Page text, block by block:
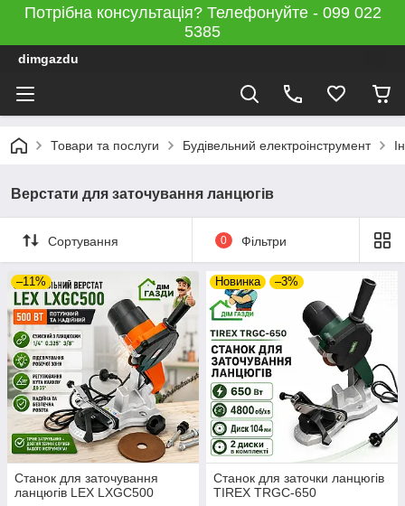
Потрібна консультація? Телефонуйте - 099 022
5385
dimgazdu
Товари та послуги Будівельний електроінструмент
Верстати для заточування ланцюгів
Сортування 0 Фільтри
–11%
Станок для заточування
ланцюгів LEX LXGC500
Новинка –3%
Станок для заточки ланцюгів
TIREX TRGC-650